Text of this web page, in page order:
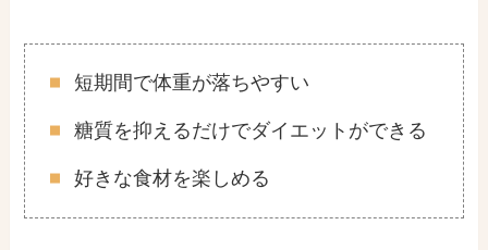
短期間で体重が落ちやすい
糖質を抑えるだけでダイエットができる
好きな食材を楽しめる